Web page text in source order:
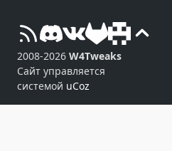
2008-2026 W4Tweaks
Сайт управляется
системой uCoz